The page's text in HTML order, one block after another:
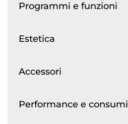
Programmi e funzioni
Estetica
Accessori
Performance e consumi